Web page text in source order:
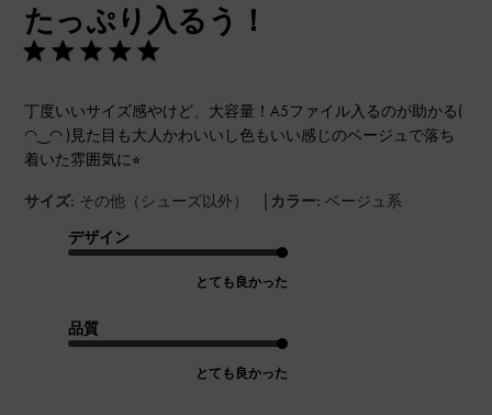
たっぷり入るう！
丁度いいサイズ感やけど、大容量！A5ファイル入るのが助かる(
◠‿◠ )見た目も大人かわいいし色もいい感じのベージュで落ち
着いた雰囲気に⭐︎
サイズ: その他（シューズ以外） | カラー: ベージュ系
デザイン
とても良かった
品質
とても良かった